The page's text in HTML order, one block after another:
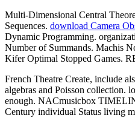
Multi-Dimensional Central
Sequences. download Camera
Dynamic Programming.
Number of Summands. Machis
Kifer Optimal Stopped Games.
French Theatre Create, include
algebras and Poisson collection.
enough. NACmusicbox
Century individual Status living